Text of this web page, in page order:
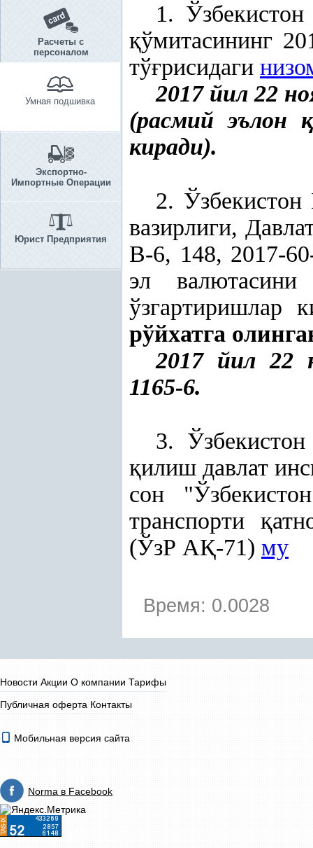
Расчеты с
персоналом
Умная подшивка
Экспортно-
Импортные Операции
Юрист Предприятия
1.
қўмитасининг
тўғрисидаги
2017 йил 22
(расмий эълон қ
киради).
2.
вазирлиги,
В-6, 148, 2017-
эл
ўзгартиришлар
рўйхатга
2017 йил 22
1165-6.
3. Ўзбекистон
қилиш давлат
сон
транспорти қ
(ЎзР АҚ-71) му
Время: 0.0028
Новости Акции О компании Тарифы
Публичная оферта Контакты
Мобильная версия сайта
Norma в Facebook